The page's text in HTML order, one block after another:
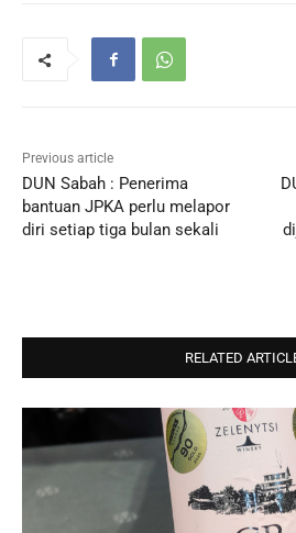
Previous article
DUN Sabah : Penerima
bantuan JPKA perlu melapor
diri setiap tiga bulan sekali
RELATED